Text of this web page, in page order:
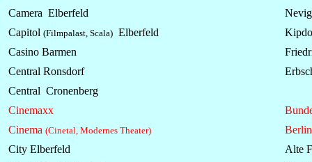
Camera Elberfeld
Capitol (Filmpalast, Scala) Elberfeld
Casino Barmen
Central Ronsdorf
Central Cronenberg
Cinemaxx
Cinema (Cinetal, Modernes Theater)
City Elberfeld
Alte